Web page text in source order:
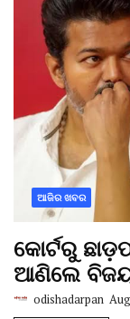
ଆଜିର ଖବର
କୋର୍ଟରୁ
ଆଣିଲେ
odishadarpan